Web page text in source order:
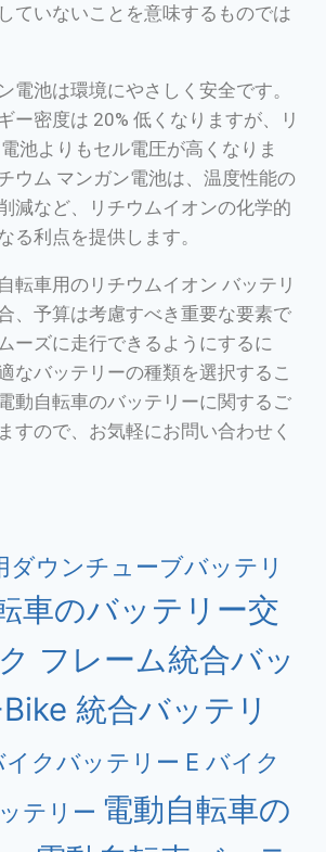
ていないことを意味するものでは
電池は環境にやさしく安全です。
ー密度は 20% 低くなりますが、リ
池よりもセル電圧が高くなりま
ウム マンガン電池は、温度性能の
減など、リチウムイオンの化学的
る利点を提供します。
転車用のリチウムイオン バッテリ
、予算は考慮すべき重要な要素で
ーズに走行できるようにするに
なバッテリーの種類を選択するこ
動自転車のバッテリーに関するご
すので、お気軽にお問い合わせく
ダウンチューブバッテリ
車のバッテリー交
フレーム統合バッ
統合バッテリ
イクバッテリー E バイク
テリー 電動自転車の